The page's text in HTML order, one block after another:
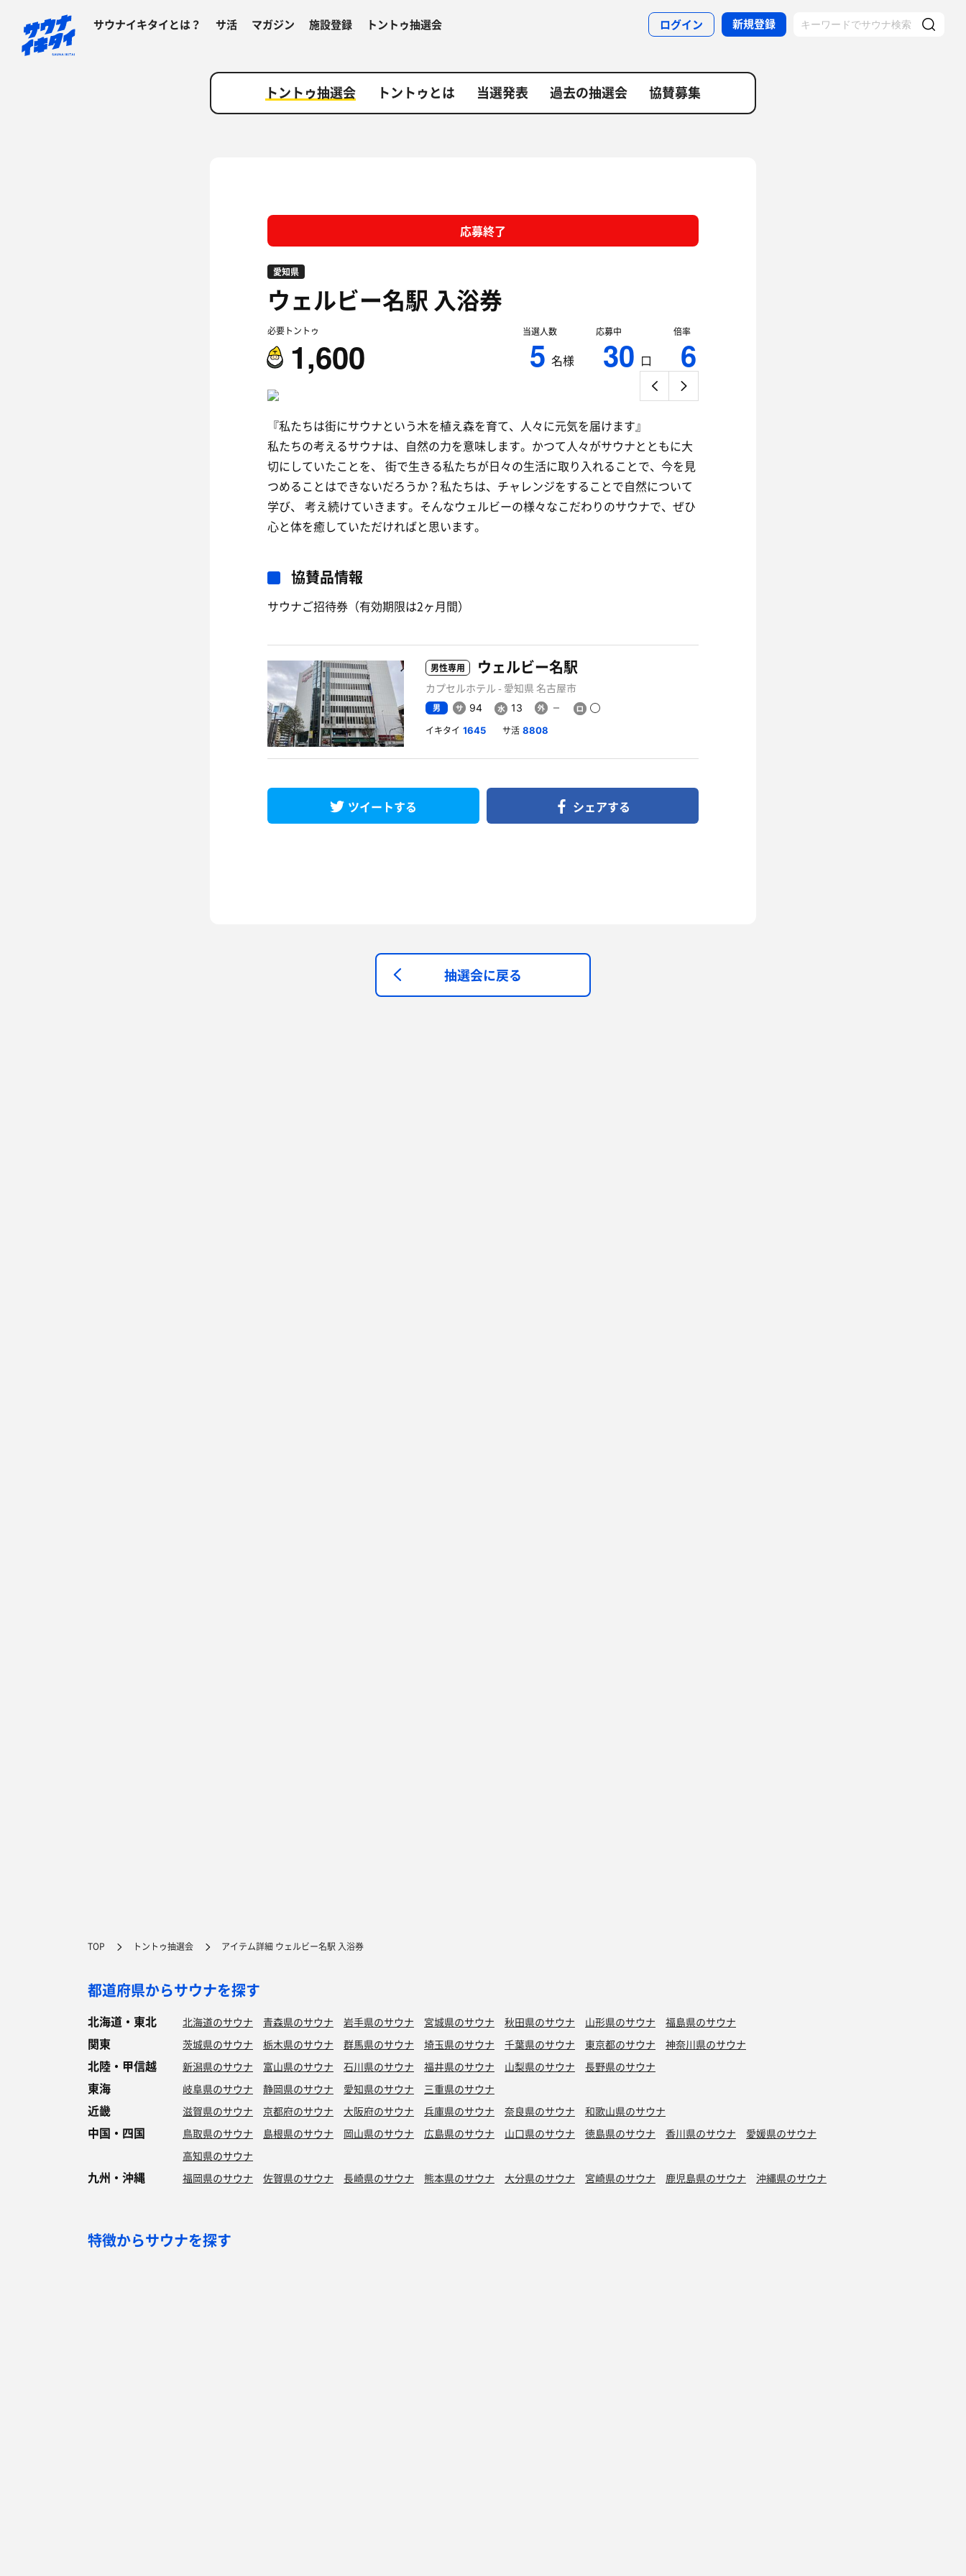
サウナイキタイとは？ サ活 マガジン 施設登録 トントゥ抽選会 ログイン 新規登録
トントゥ抽選会 トントゥとは 当選発表 過去の抽選会 協賛募集
応募終了
愛知県
ウェルビー名駅入浴券
必要トントゥ
1,600
当選人数
5 名様
応募中
30 口
倍率
6
『私たちは街にサウナという木を植え森を育て、人々に元気を届けます』
私たちの考えるサウナは、自然の力を意味します。かつて人々がサウナとともに大
切にしていたことを、 街で生きる私たちが日々の生活に取り入れることで、今を見
つめることはできないだろうか？私たちは、チャレンジをすることで自然について
学び、 考え続けていきます。そんなウェルビーの様々なこだわりのサウナで、ぜひ
心と体を癒していただければと思います。
協賛品情報
サウナご招待券（有効期限は2ヶ月間）
男性専用 ウェルビー名駅
カプセルホテル - 愛知県 名古屋市
男 94 13
イキタイ 1645 サ活 8808
ツイートする シェアする
抽選会に戻る
TOP トントゥ抽選会 アイテム詳細 ウェルビー名駅 入浴券
都道府県からサウナを探す
北海道・東北 北海道のサウナ 青森県のサウナ 岩手県のサウナ 宮城県のサウナ 秋田県のサウナ 山形県のサウナ 福島県のサウナ
関東 茨城県のサウナ 栃木県のサウナ 群馬県のサウナ 埼玉県のサウナ 千葉県のサウナ 東京都のサウナ 神奈川県のサウナ
北陸・甲信越 新潟県のサウナ 富山県のサウナ 石川県のサウナ 福井県のサウナ 山梨県のサウナ 長野県のサウナ
東海 岐阜県のサウナ 静岡県のサウナ 愛知県のサウナ 三重県のサウナ
近畿 滋賀県のサウナ 京都府のサウナ 大阪府のサウナ 兵庫県のサウナ 奈良県のサウナ 和歌山県のサウナ
中国・四国 鳥取県のサウナ 島根県のサウナ 岡山県のサウナ 広島県のサウナ 山口県のサウナ 徳島県のサウナ 香川県のサウナ
愛媛県のサウナ
高知県のサウナ
九州・沖縄 福岡県のサウナ 佐賀県のサウナ 長崎県のサウナ 熊本県のサウナ 大分県のサウナ 宮崎県のサウナ 鹿児島県のサウナ 沖縄県のサウナ
特徴からサウナを探す